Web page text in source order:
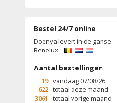
Bestel 24/7 online
Doenya levert in de ganse
Benelux
Aantal bestellingen
19 vandaag 07/08/26
622 totaal deze maand
3061
totaal vorige maand